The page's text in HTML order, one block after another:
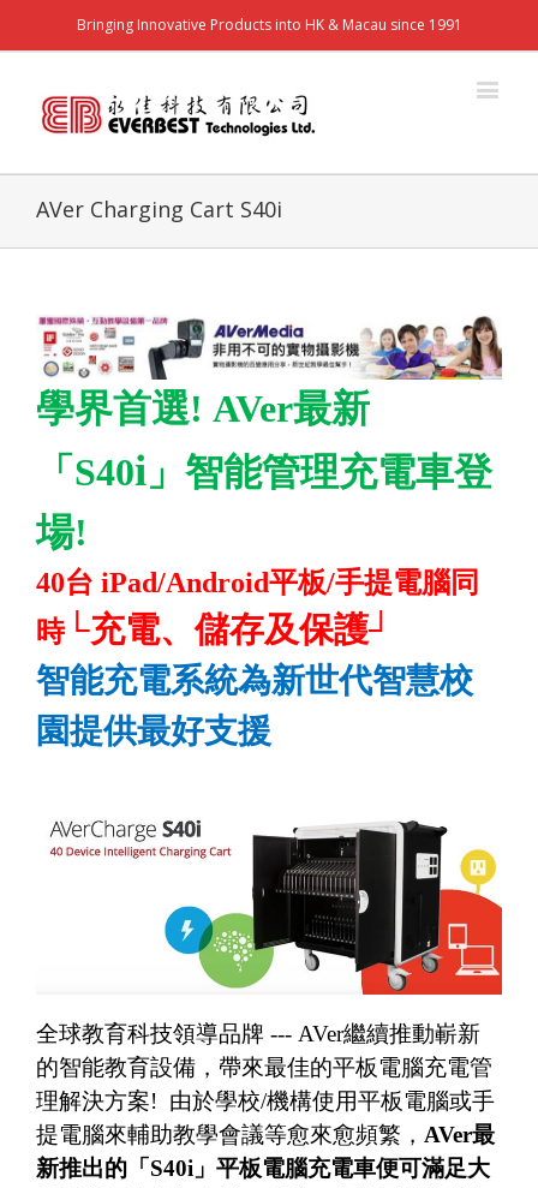
Bringing Innovative Products into HK & Macau since 1991
AVer Charging Cart S40i
學界首選! AVer最新
「S40i 」智能管理充電車登
場!
40台 iPad/Android平板/手提電腦同
時└充電、儲存及保護┘
智能充電系統為新世代智慧校
園提供最好支援
全球教育科技領導品牌 --- AVer繼續推動嶄新
的智能教育設備，帶來最佳的平板電腦充電管
理解決方案! 由於學校/機構使用平板電腦或手
提電腦來輔助教學會議等愈來愈頻繁， AVer最
新推出的「 S40i 」平板電腦充電車便可滿足大